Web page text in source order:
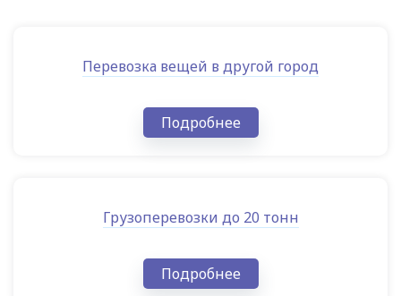
Перевозка вещей в другой город
Подробнее
Грузоперевозки до 20 тонн
Подробнее